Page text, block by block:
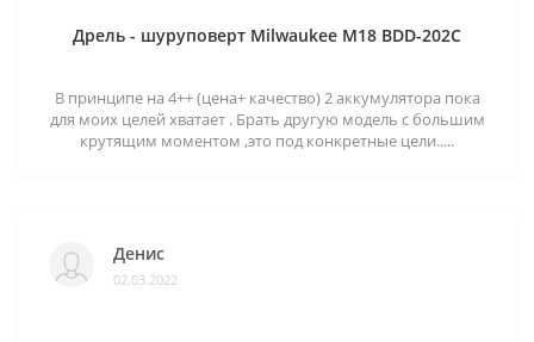
Дрель - шуруповерт Milwaukee M18 BDD-202C
В принципе на 4++ (цена+ качество) 2 аккумулятора пока
для моих целей хватает . Брать другую модель с большим
крутящим моментом ,это под конкретные цели.....
Денис
02.03.2022